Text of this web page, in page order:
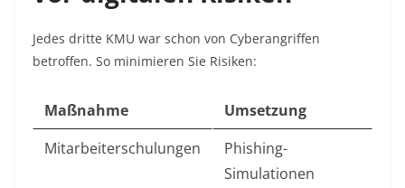
Jedes dritte KMU war schon von Cyberangriffen
betroffen. So minimieren Sie Risiken:
Maßnahme
Umsetzung
Mitarbeiterschulungen
Phishing-
Simulationen